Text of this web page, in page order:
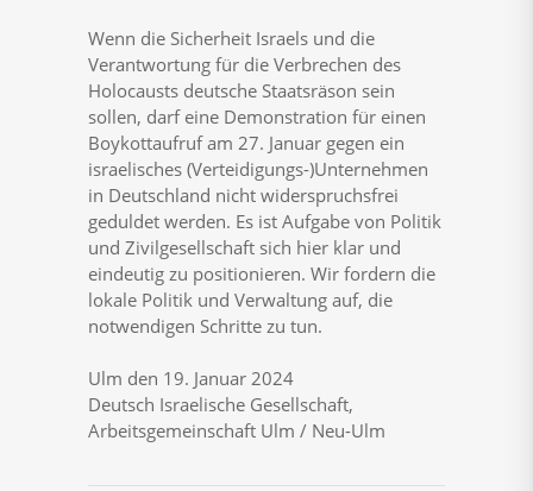
Wenn die Sicherheit Israels und die
Verantwortung für die Verbrechen des
Holocausts deutsche Staatsräson sein
sollen, darf eine Demonstration für einen
Boykottaufruf am 27. Januar gegen ein
israelisches (Verteidigungs-)Unternehmen
in Deutschland nicht widerspruchsfrei
geduldet werden. Es ist Aufgabe von Politik
und Zivilgesellschaft sich hier klar und
eindeutig zu positionieren. Wir fordern die
lokale Politik und Verwaltung auf, die
notwendigen Schritte zu tun.
Ulm den 19. Januar 2024
Deutsch Israelische Gesellschaft,
Arbeitsgemeinschaft Ulm / Neu-Ulm